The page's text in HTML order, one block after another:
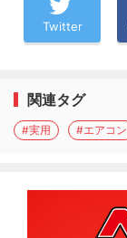
Twitter
関連タグ
#実用 #エアコン